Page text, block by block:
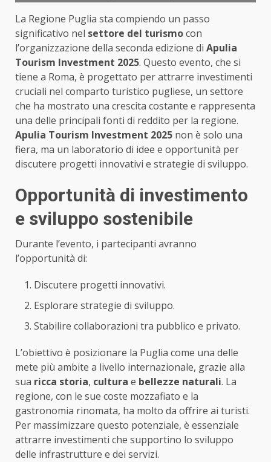
La Regione Puglia sta compiendo un passo
significativo nel settore del turismocon
l’organizzazione della seconda edizione di Apulia
Tourism Investment 2025. Questo evento, che si
tiene a Roma, è progettato per attrarre investimenti
cruciali nel comparto turistico pugliese, un settore
che ha mostrato una crescita costante e rappresenta
una delle principali fonti di reddito per la regione.
Apulia Tourism Investment 2025 non è solo una
fiera, ma un laboratorio di idee e opportunità per
discutere progetti innovativi e strategie di sviluppo.
Opportunità di investimento
e sviluppo sostenibile
Durante l’evento, i partecipanti avranno
l’opportunità di:
Discutere progetti innovativi.
Esplorare strategie di sviluppo.
Stabilire collaborazioni tra pubblico e privato.
L’obiettivo è posizionare la Puglia come una delle
mete più ambite a livello internazionale, grazie alla
sua ricca storia, cultura e bellezze naturali. La
regione, con le sue coste mozzafiato e la
gastronomia rinomata, ha molto da offrire ai turisti.
Per massimizzare questo potenziale, è essenziale
attrarre investimenti che supportino lo sviluppo
delle infrastrutture e dei servizi.